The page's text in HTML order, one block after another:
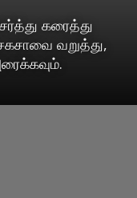
கரைத்து
வறுத்து,